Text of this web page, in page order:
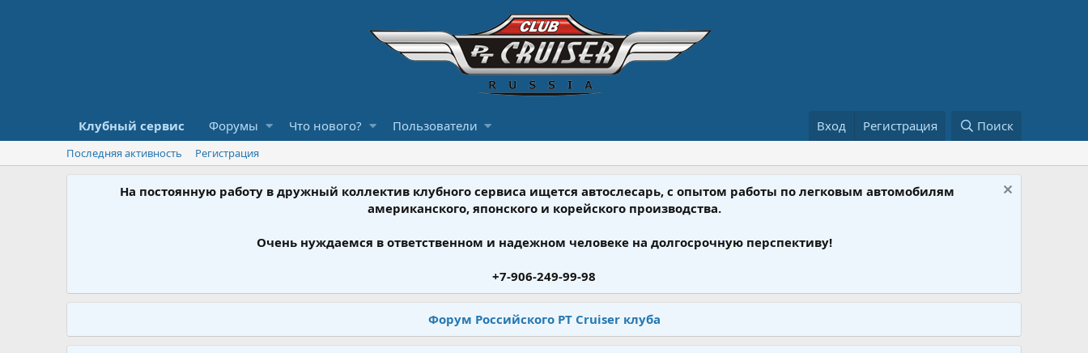
Клубный сервис Форумы Что нового? Пользователи Вход Регистрация Поиск
Последняя активность Регистрация
На постоянную работу в дружный коллектив клубного сервиса ищется автослесарь, с опытом работы по легковым автомобилям
американского, японского и корейского производства.
Очень нуждаемся в ответственном и надежном человеке на долгосрочную перспективу!
+7-906-249-99-98
Форум Российского PT Cruiser клуба